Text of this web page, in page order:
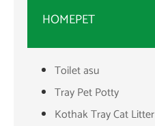
HOMEPET
Toilet asu
Tray Pet Potty
Kothak Tray Cat Litter